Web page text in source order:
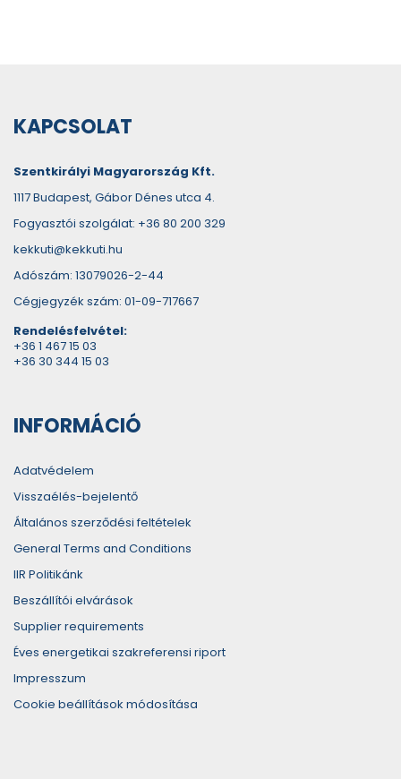
KAPCSOLAT
Szentkirályi Magyarország Kft.
1117 Budapest, Gábor Dénes utca 4.
Fogyasztói szolgálat: +36 80 200 329
kekkuti@kekkuti.hu
Adószám: 13079026-2-44
Cégjegyzék szám: 01-09-717667
Rendelésfelvétel:
+36 1 467 15 03
+36 30 344 15 03
INFORMÁCIÓ
Adatvédelem
Visszaélés-bejelentő
Általános szerződési feltételek
General Terms and Conditions
IIR Politikánk
Beszállítói elvárások
Supplier requirements
Éves energetikai szakreferensi riport
Impresszum
Cookie beállítások módosítása